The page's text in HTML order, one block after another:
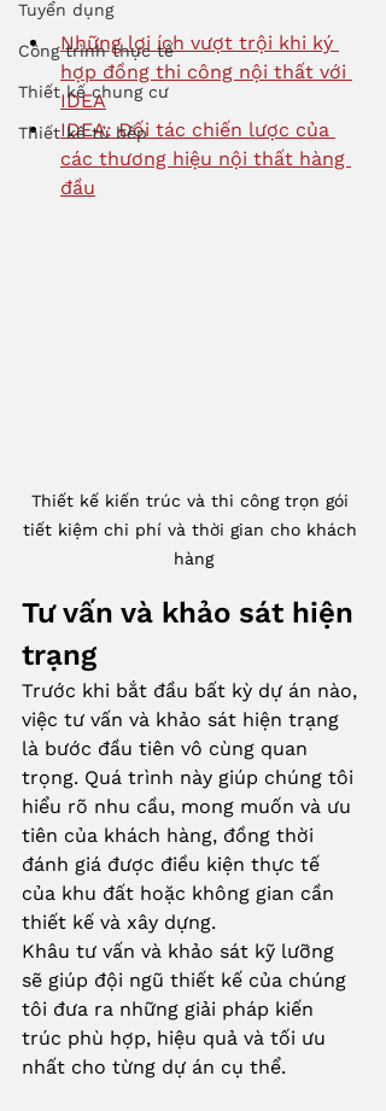
Tuyển dụng
Công trình thực tế
Thiết kế chung cư
Thiết kế tủ bếp
Những lợi ích vượt trội khi ký
hợp đồng thi công nội thất với
IDEA
IDEA: Đối tác chiến lược của
các thương hiệu nội thất hàng
đầu
Thiết kế kiến trúc và thi công trọn gói
tiết kiệm chi phí và thời gian cho khách
hàng
Tư vấn và khảo sát hiện
trạng
Trước khi bắt đầu bất kỳ dự án nào,
việc tư vấn và khảo sát hiện trạng
là bước đầu tiên vô cùng quan
trọng. Quá trình này giúp chúng tôi
hiểu rõ nhu cầu, mong muốn và ưu
tiên của khách hàng, đồng thời
đánh giá được điều kiện thực tế
của khu đất hoặc không gian cần
thiết kế và xây dựng.
Khâu tư vấn và khảo sát kỹ lưỡng
sẽ giúp đội ngũ thiết kế của chúng
tôi đưa ra những giải pháp kiến
trúc phù hợp, hiệu quả và tối ưu
nhất cho từng dự án cụ thể.